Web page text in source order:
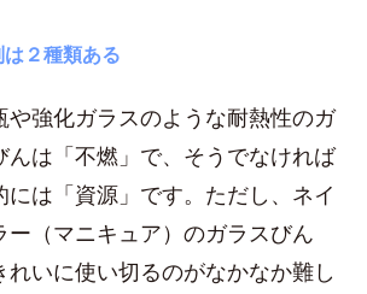
２種類ある
や強化ガラスのような耐熱性のガ
んは「不燃」で、そうでなければ
には「資源」です。ただし、ネイ
ー（マニキュア）のガラスびん
れいに使い切るのがなかなか難し